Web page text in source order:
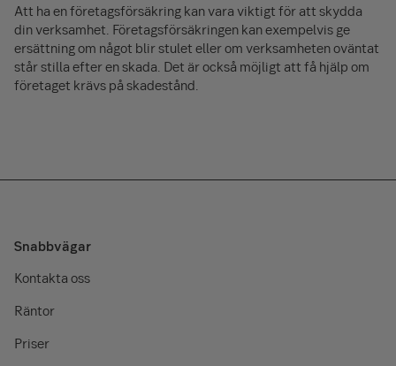
Att ha en företagsförsäkring kan vara viktigt för att skydda
din verksamhet. Företagsförsäkringen kan exempelvis ge
ersättning om något blir stulet eller om verksamheten oväntat
står stilla efter en skada. Det är också möjligt att få hjälp om
företaget krävs på skadestånd.
Snabbvägar
Kontakta oss
Räntor
Priser